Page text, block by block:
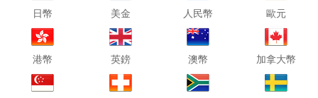
日幣 美金 人民幣 歐元
港幣 英鎊 澳幣 加拿大幣